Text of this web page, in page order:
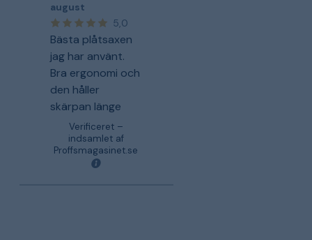
august
5,0
Bästa plåtsaxen
jag har använt.
Bra ergonomi och
den håller
skärpan länge
Verificeret –
indsamlet af
Proffsmagasinet.se